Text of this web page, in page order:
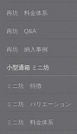
再坊 料金体系
再坊 Q&A
再坊 納入事例
小型通箱 ミニ坊
ミニ坊 特徴
ミニ坊 バリエーション
ミニ坊 料金体系